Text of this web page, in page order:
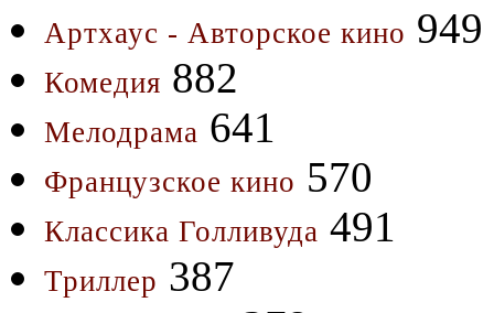
Артхаус - Авторское кино 949
Комедия 882
Мелодрама 641
Французское кино 570
Классика Голливуда 491
Триллер 387